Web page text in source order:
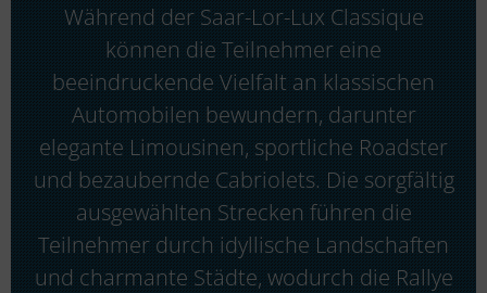
Während der Saar-Lor-Lux Classique
können die Teilnehmer eine
beeindruckende Vielfalt an klassischen
Automobilen bewundern, darunter
elegante Limousinen, sportliche Roadster
und bezaubernde Cabriolets. Die sorgfältig
ausgewählten Strecken führen die
Teilnehmer durch idyllische Landschaften
und charmante Städte, wodurch die Rallye